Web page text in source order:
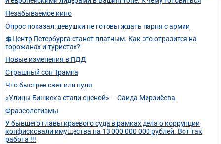
Незабываемое кино
Опрос показал: девушки не готовы ждать парня с армии
💲Центр Петербурга станет платным. Как это отразится на
горожанах и туристах?
Новые изменения в ПДД
Страшный сон Трампа
Что быстрее свет или пуля
«Улицы Бишкека стали сценой» — Саида Мирзиёева
Фразеологизмы
У бывшего главы краевого суда в рамках дела о коррупции
конфисковали имущества на 13 000 000 000 рублей. Вот так
работа !!!